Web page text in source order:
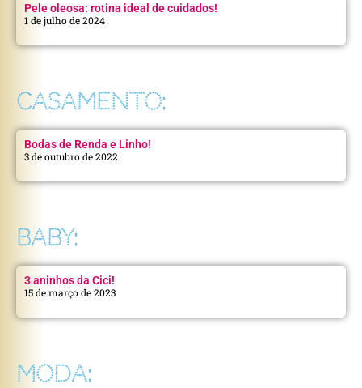
Pele oleosa: rotina ideal de cuidados!
1 de julho de 2024
CASAMENTO:
Bodas de Renda e Linho!
3 de outubro de 2022
BABY:
3 aninhos da Cici!
15 de março de 2023
MODA: